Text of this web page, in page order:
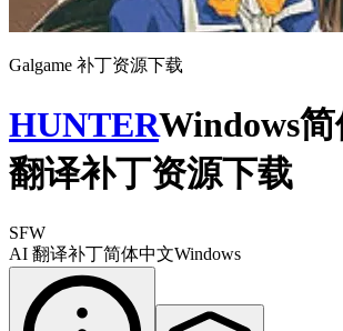
Galgame 补丁资源下载
HUNTERWindows
翻译补丁资源下载
SFW
AI 翻译补丁简体中文Windows